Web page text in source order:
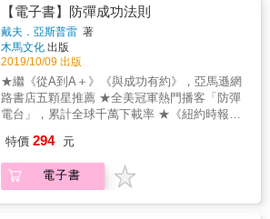
劃排列） ───｜本書特色｜─── ＃三意力就是
您的超能力 & 經濟日報的「點子農場」這個專
欄一寫就是十年，這十年也像是個豐富的學習
旅行。回想過去的人生，從來沒有經歷任何一
所需要讀十年的學校。 & 而且我發現，這所
「三意學校」竟然可以讓我讀不完。因為這世
界有太多的三意企業可以讓我探訪，我也可以
業。 & 《這些點子值三億》這本書出版之後，
我想像可能會有人問我：「你有賺到三億過
嗎？」 「教出王牌投手的教練往往不是王牌投
意文創」、「三意生活」等四個產業面涵蓋醫
療、高科技、美容、文創、知識產業、觀光旅
遊、運輸、影視、時尚、農業、傳產、地方創
生等等，來觀看台灣未來的產業機會，並在最
後延伸出N個未來產業轉型的可能性，更收錄日
本產業經驗做對照，教你如何打造出「創
意」、「公益」、「生意」三贏的局面，大賺
三億！ 【重量級聯合推薦】 江見佳之（日本東
亞無線電機公司CEO） 邱英明（中國信託銀行
程（太毅國際顧問集團執行長、書粉聯盟讀書
社群創辦人） 陳田文（群益金融集團創辦人）
溫肇東（東方廣告董事長、創河塾長、政治大
【電子書】防彈成功法則
戴夫．亞斯普雷 著
木馬文化 出版
2019/10/09 出版
★繼《從A到A＋》《與成功有約》，亞馬遜網
路書店五顆星推薦 ★全美冠軍熱門播客「防彈
電台」，累計全球千萬下載率 ★《紐約時報》
物駭客結合各領域成功人士的智慧，教你駭入
大腦、駭入恐懼、駭入身體細胞，讓你表現升
級，開創破框人生2.0！ 為了讓人生從A躍升A
特價 294 元
電子書